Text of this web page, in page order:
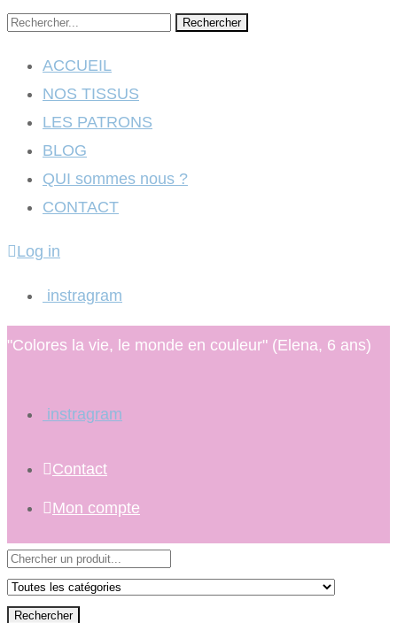
Rechercher
ACCUEIL
NOS TISSUS
LES PATRONS
BLOG
QUI sommes nous ?
CONTACT
Log in
instragram
"Colores la vie, le monde en couleur" (Elena, 6 ans)
instragram
Contact
Mon compte
Rechercher